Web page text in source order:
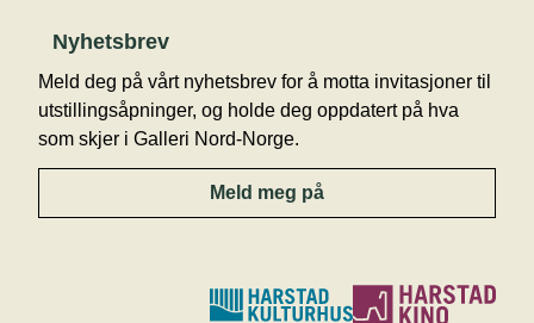
Nyhetsbrev
Meld deg på vårt nyhetsbrev for å motta invitasjoner til
utstillingsåpninger, og holde deg oppdatert på hva
som skjer i Galleri Nord-Norge.
Meld meg på